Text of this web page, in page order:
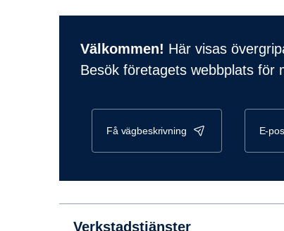
Välkommen! Här visas
Besök företagets webbplats för
få vägbeskrivning e-
Verkstadstjänster